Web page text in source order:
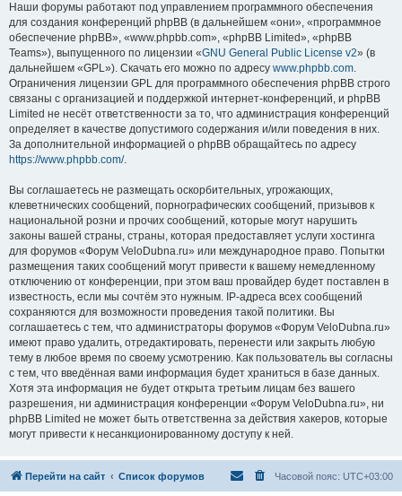
Наши форумы работают под управлением программного обеспечения
для создания конференций phpBB (в дальнейшем «они», «программное
обеспечение phpBB», «www.phpbb.com», «phpBB Limited», «phpBB
Teams»), выпущенного по лицензии «GNU General Public License v2» (в
дальнейшем «GPL»). Скачать его можно по адресу www.phpbb.com.
Ограничения лицензии GPL для программного обеспечения phpBB строго
связаны с организацией и поддержкой интернет-конференций, и phpBB
Limited не несёт ответственности за то, что администрация конференций
определяет в качестве допустимого содержания и/или поведения в них.
За дополнительной информацией о phpBB обращайтесь по адресу
https://www.phpbb.com/.
Вы соглашаетесь не размещать оскорбительных, угрожающих,
клеветнических сообщений, порнографических сообщений, призывов к
национальной розни и прочих сообщений, которые могут нарушить
законы вашей страны, страны, которая предоставляет услуги хостинга
для форумов «Форум VeloDubna.ru» или международное право. Попытки
размещения таких сообщений могут привести к вашему немедленному
отключению от конференции, при этом ваш провайдер будет поставлен в
известность, если мы сочтём это нужным. IP-адреса всех сообщений
сохраняются для возможности проведения такой политики. Вы
соглашаетесь с тем, что администраторы форумов «Форум VeloDubna.ru»
имеют право удалить, отредактировать, перенести или закрыть любую
тему в любое время по своему усмотрению. Как пользователь вы согласны
с тем, что введённая вами информация будет храниться в базе данных.
Хотя эта информация не будет открыта третьим лицам без вашего
разрешения, ни администрация конференции «Форум VeloDubna.ru», ни
phpBB Limited не может быть ответственна за действия хакеров, которые
могут привести к несанкционированному доступу к ней.
Перейти на сайт Список форумов Часовой пояс: UTC+03:00